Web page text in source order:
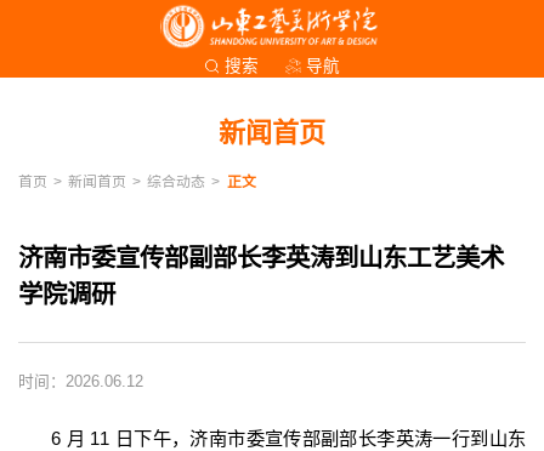
搜索 导航
新闻首页
首页 > 新闻首页 > 综合动态 > 正文
济南市委宣传部副部长李英涛到山东工艺美术
学院调研
时间：2026.06.12
6 月 11 日下午，济南市委宣传部副部长李英涛一行到山东